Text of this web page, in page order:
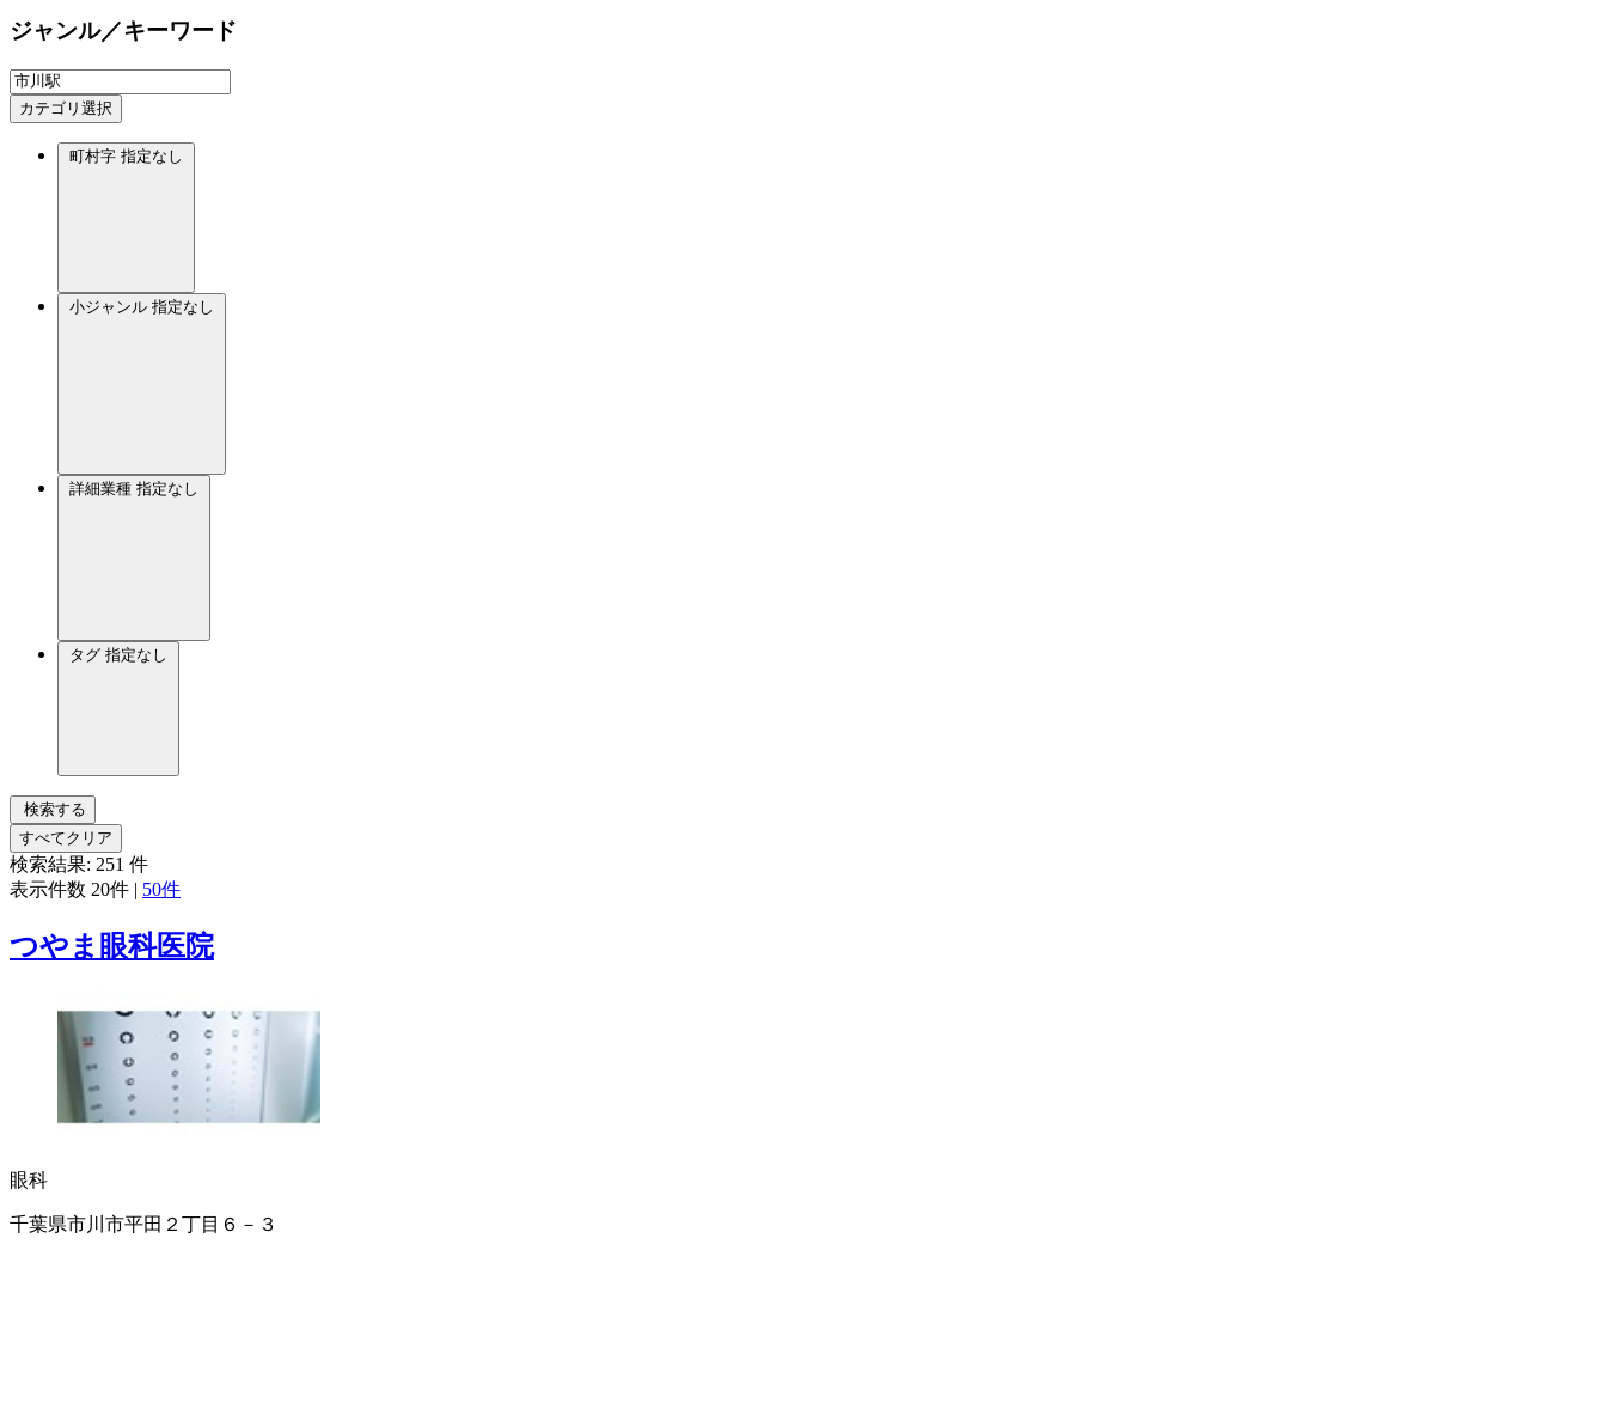
ジャンル／キーワード
カテゴリ選択
町村字 指定なし
小ジャンル 指定なし
詳細業種 指定なし
タグ 指定なし
検索する
すべてクリア
検索結果: 251 件
表示件数 20件 | 50件
つやま眼科医院
眼科
千葉県市川市平田２丁目６－３